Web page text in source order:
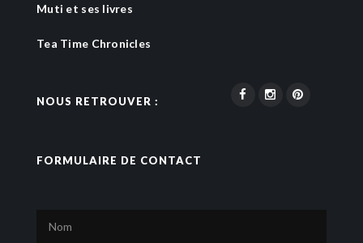
Muti et ses livres
Tea Time Chronicles
NOUS RETROUVER :
FORMULAIRE DE CONTACT